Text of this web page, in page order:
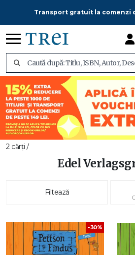
Transport gratuit la comenzi
2 cărți /
Edel
Filtează
-30%